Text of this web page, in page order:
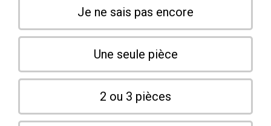
Je ne sais pas encore
Une seule pièce
2 ou 3 pièces